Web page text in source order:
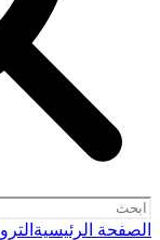
الصفحة الرئيسية